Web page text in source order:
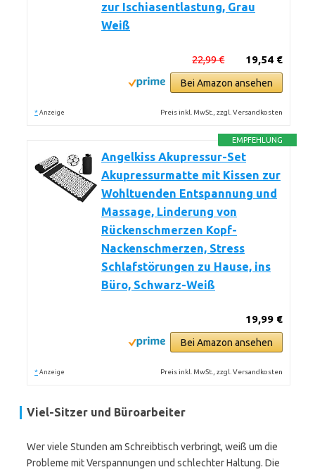
zur Ischiasentlastung, Grau
Weiß
19,54 €
22,99 €
Bei Amazon ansehen
* Anzeige Preis inkl. MwSt., zzgl. Versandkosten
EMPFEHLUNG
Angelkiss Akupressur-Set
Akupressurmatte mit Kissen zur
Wohltuenden Entspannung und
Massage, Linderung von
Rückenschmerzen Kopf-
Nackenschmerzen, Stress
Schlafstörungen zu Hause, ins
Büro, Schwarz-Weiß
19,99 €
Bei Amazon ansehen
* Anzeige Preis inkl. MwSt., zzgl. Versandkosten
Viel-Sitzer und Büroarbeiter
Wer viele Stunden am Schreibtisch verbringt, weiß um die
Probleme mit Verspannungen und schlechter Haltung. Die